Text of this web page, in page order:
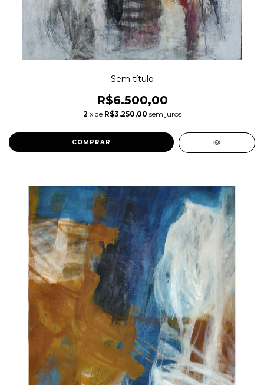
Sem título
R$6.500,00
2 x de R$3.250,00 sem juros